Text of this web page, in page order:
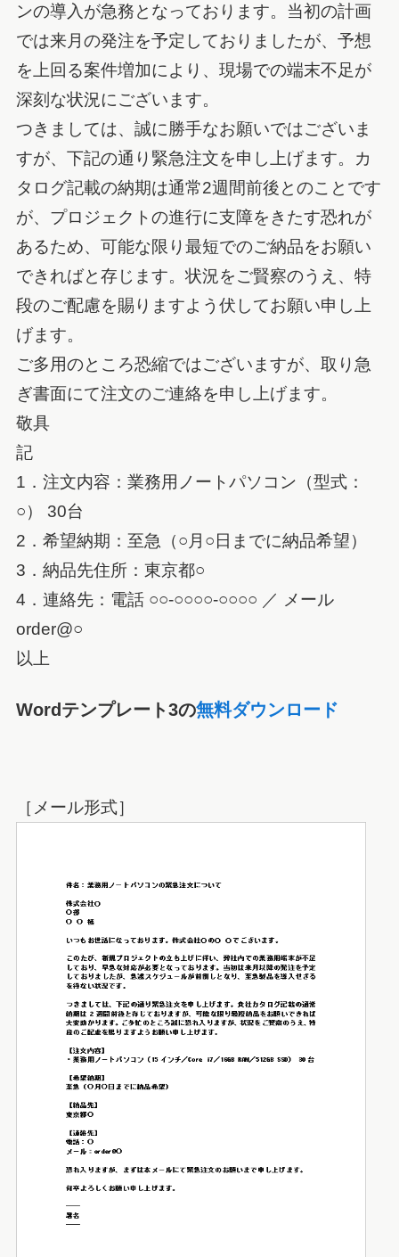
ンの導入が急務となっております。当初の計画
では来月の発注を予定しておりましたが、予想
を上回る案件増加により、現場での端末不足が
深刻な状況にございます。
つきましては、誠に勝手なお願いではございま
すが、下記の通り緊急注文を申し上げます。カ
タログ記載の納期は通常2週間前後とのことです
が、プロジェクトの進行に支障をきたす恐れが
あるため、可能な限り最短でのご納品をお願い
できればと存じます。状況をご賢察のうえ、特
段のご配慮を賜りますよう伏してお願い申し上
げます。
ご多用のところ恐縮ではございますが、取り急
ぎ書面にて注文のご連絡を申し上げます。
敬具
記
1．注文内容：業務用ノートパソコン（型式：
○） 30台
2．希望納期：至急（○月○日までに納品希望）
3．納品先住所：東京都○
4．連絡先：電話 ○○-○○○○-○○○○ ／ メール
order@○
以上
Wordテンプレート3の無料ダウンロード
［メール形式］